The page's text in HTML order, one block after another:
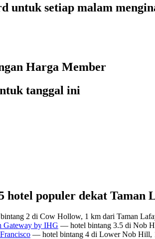
untuk setiap malam
Harga Member
tanggal ini
hotel populer dekat Taman
2 di Cow Hollow, 1 km dari Taman
Gateway by IHG — hotel bintang 3.5 di Nob
— hotel bintang 4 di Lower Nob Hill,